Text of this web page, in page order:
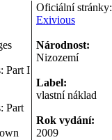
Part I
Part
Oficiální stránky:
Exivious
Národnost:
Nizozemí
Label:
vlastní náklad
Rok vydání:
2009